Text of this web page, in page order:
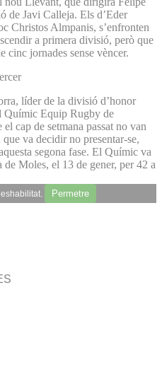
de Javi Calleja. Els d’Eder
Christos Almpanis, s’enfronten
a primera divisió, però que
cinc jornades sense vèncer.
líder de la divisió d’honor
Químic Equip Rugby de
cap de setmana passat no van
va decidir no presentar-se,
segona fase. El Químic va
Moles, el 13 de gener, per 42 a
Permetre